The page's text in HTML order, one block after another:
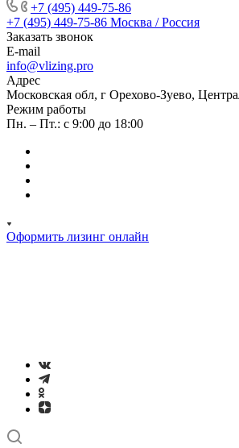
+7 (495) 449-75-86
+7 (495) 449-75-86 Москва / Россия
Заказать звонок
E-mail
info@vlizing.pro
Адрес
Московская обл, г Орехово-Зуево,
Режим работы
Пн. – Пт.: с 9:00 до 18:00
Оформить лизинг онлайн